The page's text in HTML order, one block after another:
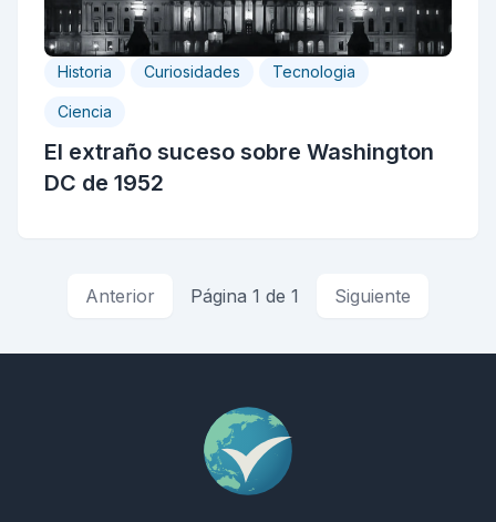
Historia Curiosidades Tecnologia
Ciencia
El extraño suceso sobre Washington
DC de 1952
Anterior Página 1 de 1 Siguiente